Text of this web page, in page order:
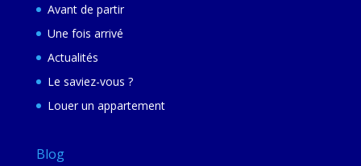
Avant de partir
Une fois arrivé
Actualités
Le saviez-vous ?
Louer un appartement
Blog